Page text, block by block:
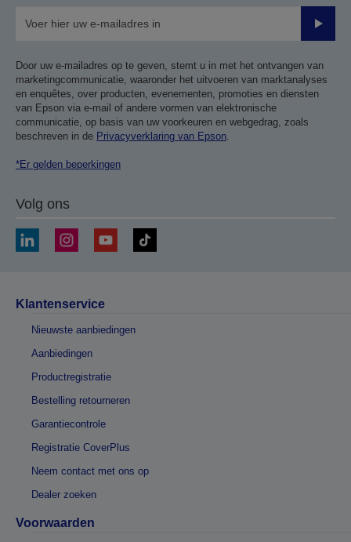
Door uw e-mailadres op te geven, stemt u in met het ontvangen van
marketingcommunicatie, waaronder het uitvoeren van marktanalyses
en enquêtes, over producten, evenementen, promoties en diensten
van Epson via e-mail of andere vormen van elektronische
communicatie, op basis van uw voorkeuren en webgedrag, zoals
beschreven in de Privacyverklaring van Epson.
*Er gelden beperkingen
Volg ons
Klantenservice
Nieuwste aanbiedingen
Aanbiedingen
Productregistratie
Bestelling retourneren
Garantiecontrole
Registratie CoverPlus
Neem contact met ons op
Dealer zoeken
Voorwaarden